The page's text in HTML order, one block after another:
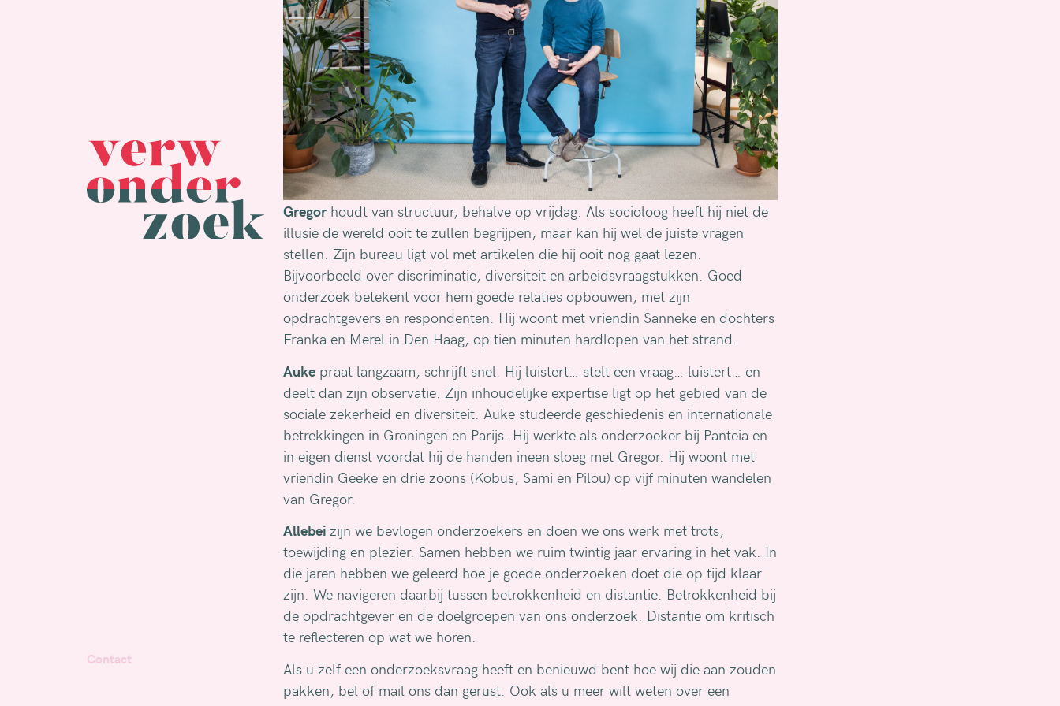
Contact
Gregorhoudt van structuur, behalve op vrijdag. Als socioloog heeft hij niet de
illusie de wereld ooit te zullen begrijpen, maar kan hij wel de juiste vragen
stellen. Zijn bureau ligt vol met artikelen die hij ooit nog gaat lezen.
Bijvoorbeeld over discriminatie, diversiteit en arbeidsvraagstukken. Goed
onderzoek betekent voor hem goede relaties opbouwen, met zijn
opdrachtgevers en respondenten. Hij woont met vriendin Sanneke en dochters
Franka en Merel in Den Haag, op tien minuten hardlopen van het strand.
Aukepraat langzaam, schrijft snel. Hij luistert… stelt een vraag… luistert… en
deelt dan zijn observatie. Zijn inhoudelijke expertise ligt op het gebied van de
sociale zekerheid en diversiteit. Auke studeerde geschiedenis en internationale
betrekkingen in Groningen en Parijs. Hij werkte als onderzoeker bij Panteia en
in eigen dienst voordat hij de handen ineen sloeg met Gregor. Hij woont met
vriendin Geeke en drie zoons (Kobus, Sami en Pilou) op vijf minuten wandelen
van Gregor.
Allebei zijn we bevlogen onderzoekers en doen we ons werk met trots,
toewijding en plezier. Samen hebben we ruim twintig jaar ervaring in het vak. In
die jaren hebben we geleerd hoe je goede onderzoeken doet die op tijd klaar
zijn. We navigeren daarbij tussen betrokkenheid en distantie. Betrokkenheid bij
de opdrachtgever en de doelgroepen van ons onderzoek. Distantie om kritisch
te reflecteren op wat we horen.
Als u zelf een onderzoeksvraag heeft en benieuwd bent hoe wij die aan zouden
pakken, bel of mail ons dan gerust. Ook als u meer wilt weten over een